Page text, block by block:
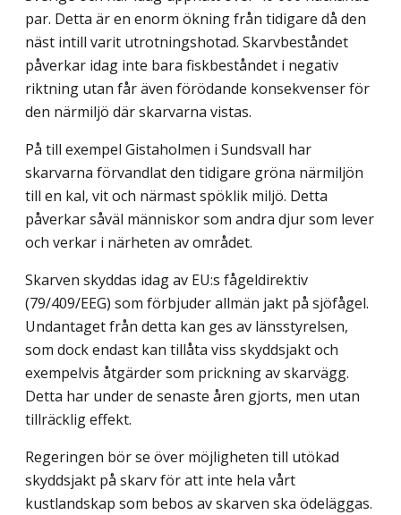
par. Detta är en enorm ökning från tidigare då den
näst intill varit utrotningshotad. Skarvbeståndet
påverkar idag inte bara fiskbeståndet i negativ
riktning utan får även förödande konsekvenser för
den närmiljö där skarvarna vistas.
På till exempel Gistaholmen i Sundsvall har
skarvarna förvandlat den tidigare gröna närmiljön
till en kal, vit och närmast spöklik miljö. Detta
påverkar såväl människor som andra djur som lever
och verkar i närheten av området.
Skarven skyddas idag av EU:s fågeldirektiv
(79/409/EEG) som förbjuder allmän jakt på sjöfågel.
Undantaget från detta kan ges av länsstyrelsen,
som dock endast kan tillåta viss skyddsjakt och
exempelvis åtgärder som prickning av skarvägg.
Detta har under de senaste åren gjorts, men utan
tillräcklig effekt.
Regeringen bör se över möjligheten till utökad
skyddsjakt på skarv för att inte hela vårt
kustlandskap som bebos av skarven ska ödeläggas.